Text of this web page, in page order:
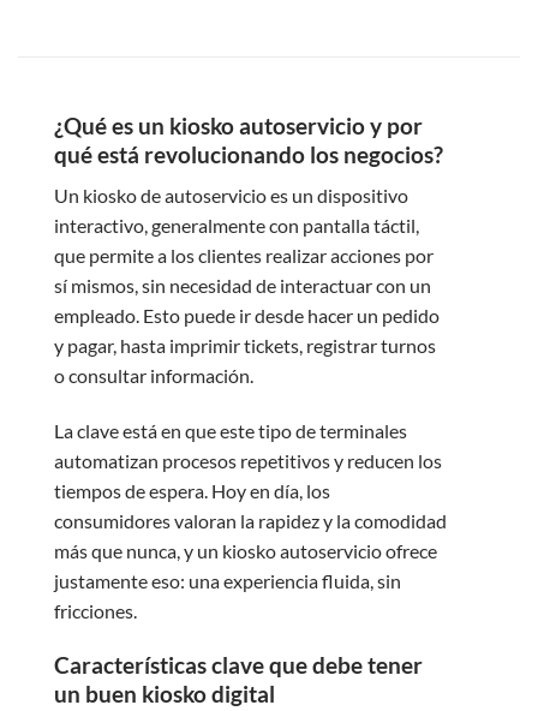
¿Qué es un kiosko autoservicio y por
qué está revolucionando los negocios?
Un kiosko de autoservicio es un dispositivo
interactivo, generalmente con pantalla táctil,
que permite a los clientes realizar acciones por
sí mismos, sin necesidad de interactuar con un
empleado. Esto puede ir desde hacer un pedido
y pagar, hasta imprimir tickets, registrar turnos
o consultar información.
La clave está en que este tipo de terminales
automatizan procesos repetitivos y reducen los
tiempos de espera. Hoy en día, los
consumidores valoran la rapidez y la comodidad
más que nunca, y un kiosko autoservicio ofrece
justamente eso: una experiencia fluida, sin
fricciones.
Características clave que debe tener
un buen kiosko digital